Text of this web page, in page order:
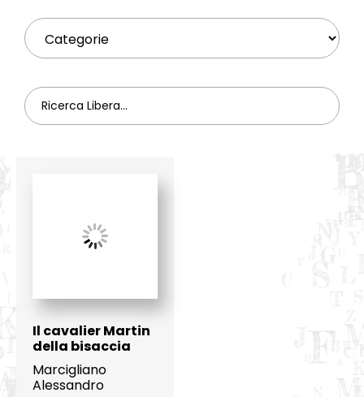
Il cavalier Martin
della bisaccia
Marcigliano
Alessandro